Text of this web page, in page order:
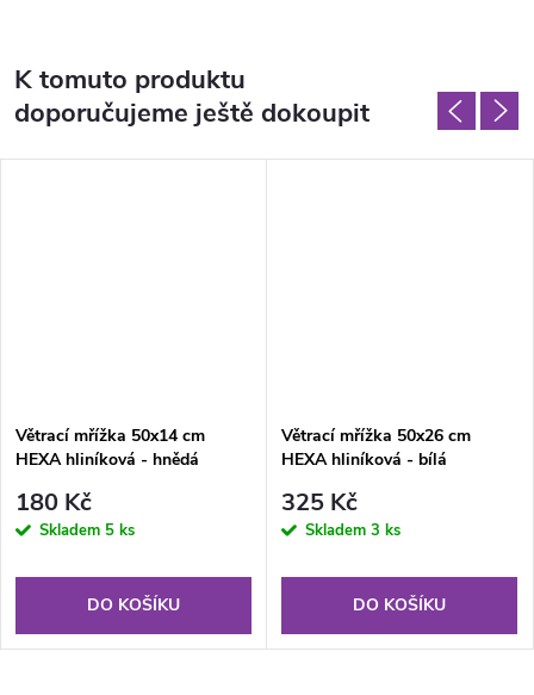
K tomuto produktu
doporučujeme ještě dokoupit
Větrací mřížka 50x14 cm
HEXA hliníková - hnědá
180 Kč
Skladem 5 ks
DO KOŠÍKU
Větrací mřížka 50x26 cm
HEXA hliníková - bílá
325 Kč
Skladem 3 ks
DO KOŠÍKU